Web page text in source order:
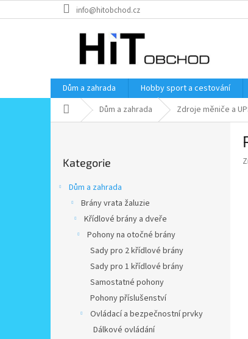
na
info@hitobchod.cz
Dům a zahrada Hobby sport a cestování
Domů Dům a zahrada Zdroje měniče a
kategorie
Kategorie
Dům a zahrada
Brány vrata žaluzie
Křídlové brány a dveře
Pohony na otočné brány
Sady pro 2 křídlové brány
Sady pro 1 křídlové brány
Samostatné pohony
Pohony příslušenství
Ovládací a bezpečnostní prvky
Dálkové ovládání